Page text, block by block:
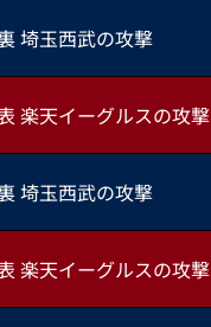
埼玉西武の攻撃
楽天イーグルスの攻撃
埼玉西武の攻撃
楽天イーグルスの攻撃